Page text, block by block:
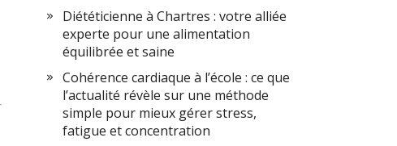
Diététicienne à Chartres : votre alliée
experte pour une alimentation
équilibrée et saine
Cohérence cardiaque à l’école : ce que
l’actualité révèle sur une méthode
simple pour mieux gérer stress,
fatigue et concentration